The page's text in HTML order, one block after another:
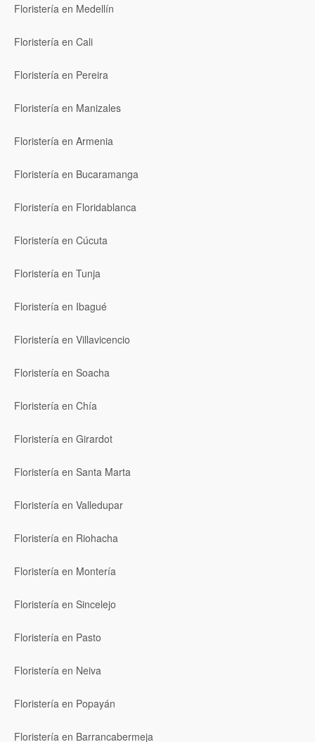
Floristería en Medellín
Floristería en Cali
Floristería en Pereira
Floristería en Manizales
Floristería en Armenia
Floristería en Bucaramanga
Floristería en Floridablanca
Floristería en Cúcuta
Floristería en Tunja
Floristería en Ibagué
Floristería en Villavicencio
Floristería en Soacha
Floristería en Chía
Floristería en Girardot
Floristería en Santa Marta
Floristería en Valledupar
Floristería en Riohacha
Floristería en Montería
Floristería en Sincelejo
Floristería en Pasto
Floristería en Neiva
Floristería en Popayán
Floristería en Barrancabermeja